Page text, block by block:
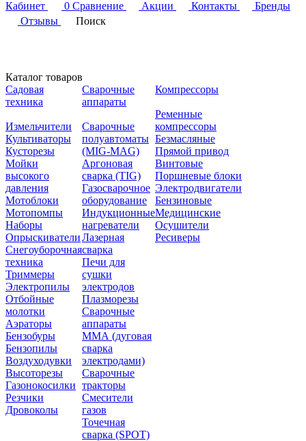
Кабинет
0 Сравнение Акции Контакты
Бренды
Отзывы
Поиск
Каталог товаров
Садовая
техника
Измельчители
Культиваторы
Кусторезы
Мойки
высокого
давления
Мотоблоки
Мотопомпы
Наборы
Опрыскиватели
Снегоуборочная
техника
Триммеры
Электропилы
Отбойные
молотки
Аэраторы
Бензобуры
Бензопилы
Воздуходувки
Высоторезы
Газонокосилки
Резчики
Дровоколы
Сварочные
аппараты
Сварочные
полуавтоматы
(MIG-MAG)
Аргоновая
сварка (TIG)
Газосварочное
оборудование
Индукционные
нагреватели
Лазерная
сварка
Печи для
сушки
электродов
Плазморезы
Сварочные
аппараты
ММА (дуговая
сварка
электродами)
Сварочные
тракторы
Смесители
газов
Точечная
сварка (SPOT)
Компрессоры
Ременные
компрессоры
Безмасляные
Прямой привод
Винтовые
Поршневые блоки
Электродвигатели
Бензиновые
Медицинские
Осушители
Ресиверы